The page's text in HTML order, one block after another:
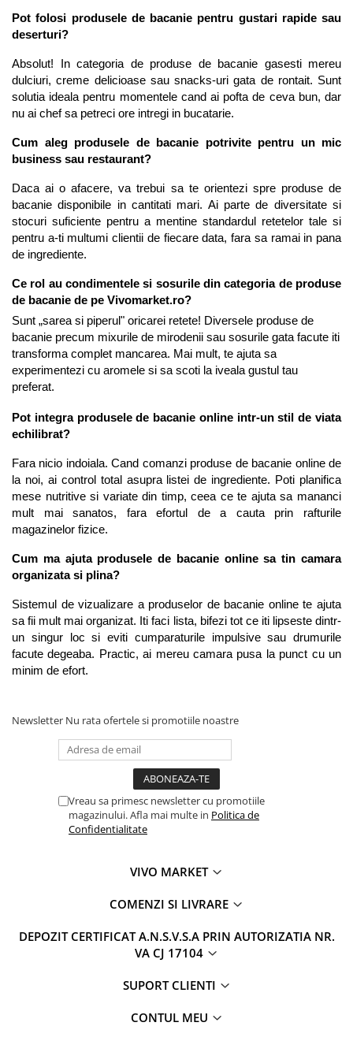
Pot folosi produsele de bacanie pentru gustari rapide sau
deserturi?
Absolut! In categoria de produse de bacanie gasesti mereu
dulciuri, creme delicioase sau snacks-uri gata de rontait. Sunt
solutia ideala pentru momentele cand ai pofta de ceva bun, dar
nu ai chef sa petreci ore intregi in bucatarie.
Cum aleg produsele de bacanie potrivite pentru un mic
business sau restaurant?
Daca ai o afacere, va trebui sa te orientezi spre produse de
bacanie disponibile in cantitati mari. Ai parte de diversitate si
stocuri suficiente pentru a mentine standardul retetelor tale si
pentru a-ti multumi clientii de fiecare data, fara sa ramai in pana
de ingrediente.
Ce rol au condimentele si sosurile din categoria de produse
de bacanie de pe Vivomarket.ro?
Sunt „sarea si piperul" oricarei retete! Diversele produse de
bacanie precum mixurile de mirodenii sau sosurile gata facute iti
transforma complet mancarea. Mai mult, te ajuta sa
experimentezi cu aromele si sa scoti la iveala gustul tau
preferat.
Pot integra produsele de bacanie online intr-un stil de viata
echilibrat?
Fara nicio indoiala. Cand comanzi produse de bacanie online de
la noi, ai control total asupra listei de ingrediente. Poti planifica
mese nutritive si variate din timp, ceea ce te ajuta sa mananci
mult mai sanatos, fara efortul de a cauta prin rafturile
magazinelor fizice.
Cum ma ajuta produsele de bacanie online sa tin camara
organizata si plina?
Sistemul de vizualizare a produselor de bacanie online te ajuta
sa fii mult mai organizat. Iti faci lista, bifezi tot ce iti lipseste dintr-
un singur loc si eviti cumparaturile impulsive sau drumurile
facute degeaba. Practic, ai mereu camara pusa la punct cu un
minim de efort.
Newsletter Nu rata ofertele si promotiile noastre
Vreau sa primesc newsletter cu promotiile
magazinului. Afla mai multe in Politica de
Confidentialitate
VIVO MARKET
COMENZI SI LIVRARE
DEPOZIT CERTIFICAT A.N.S.V.S.A PRIN AUTORIZATIA NR.
VA CJ 17104
SUPORT CLIENTI
CONTUL MEU